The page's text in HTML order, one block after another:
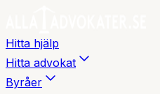
Hitta hjälp
Hitta advokat
Byråer